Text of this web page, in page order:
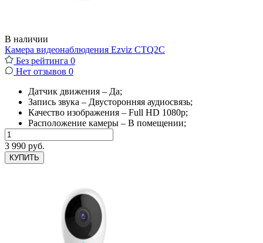
В наличии
Камера видеонаблюдения Ezviz CTQ2C
Без рейтинга 0
Нет отзывов 0
Датчик движения – Да;
Запись звука – Двусторонняя аудиосвязь;
Качество изображения – Full HD 1080p;
Расположение камеры – В помещении;
3 990 руб.
КУПИТЬ